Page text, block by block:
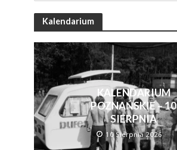
Kalendarium
KALENDARIUM
POZNAŃSKIE – 10
SIERPNIA
10 Sierpnia 2026